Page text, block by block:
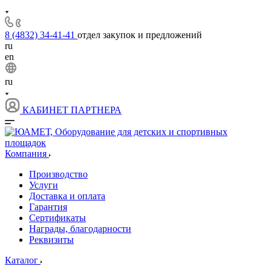
8 (4832) 34-41-41 отдел закупок и предложений
ru
en
ru
КАБИНЕТ ПАРТНЕРА
Компания
Производство
Услуги
Доставка и оплата
Гарантия
Сертификаты
Награды, благодарности
Реквизиты
Каталог